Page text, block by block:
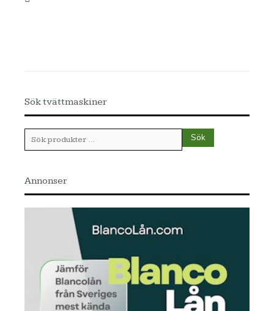
Sök tvättmaskiner
Sök
efter:
Sök
Annonser